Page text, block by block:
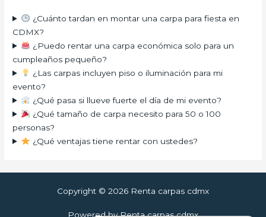
¿Cuánto tardan en montar una carpa para fiesta en
CDMX?
¿Puedo rentar una carpa económica solo para un
cumpleaños pequeño?
¿Las carpas incluyen piso o iluminación para mi
evento?
¿Qué pasa si llueve fuerte el día de mi evento?
¿Qué tamaño de carpa necesito para 50 o 100
personas?
¿Qué ventajas tiene rentar con ustedes?
Copyright © 2026 Renta carpas cdmx
Powered by Renta carpas cdmx